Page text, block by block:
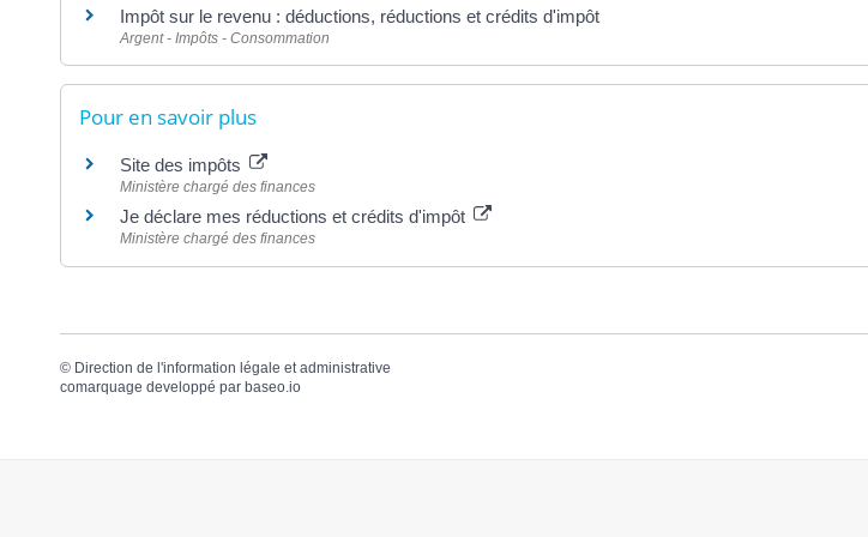
Impôt sur le revenu : déductions, réductions et crédits d'impôt
Argent - Impôts - Consommation
Pour en savoir plus
Site des impôts
Ministère chargé des finances
Je déclare mes réductions et crédits d'impôt
Ministère chargé des finances
© Direction de l'information légale et administrative
comarquage developpé par baseo.io